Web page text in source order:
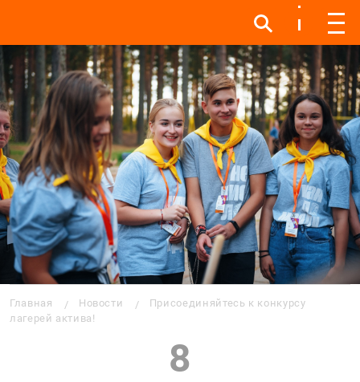
Инфо Инфо Меню
Главная Новости
Присоединяйтесь к конкурсу
лагерей актива!
8